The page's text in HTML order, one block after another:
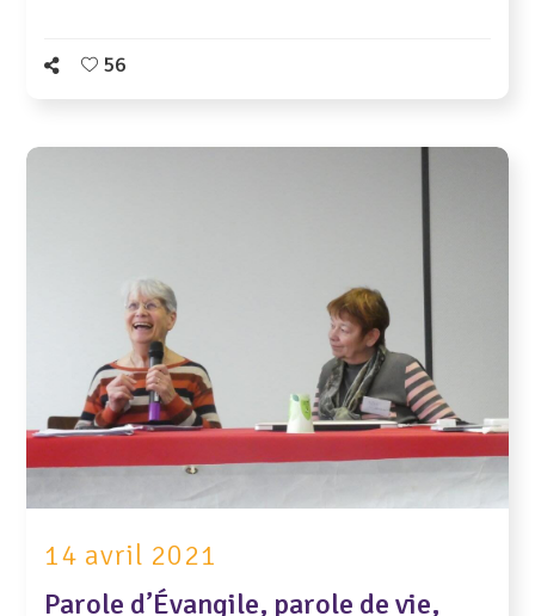
56
14 avril 2021
Parole d’Évangile, parole de vie,